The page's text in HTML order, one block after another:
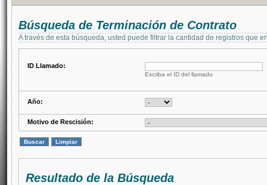
Búsqueda de Terminación de Contrato
A través de esta búsqueda, usted puede filtrar la cantidad de registros que
ID Llamado:
Escriba el ID del llamado
Año:
Motivo de Rescisión:
Resultado de la Búsqueda